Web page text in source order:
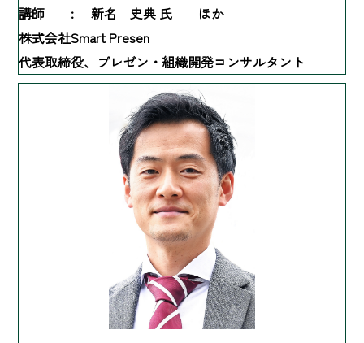
講師 :
新名 史典 氏 ほか
株式会社Smart Presen
代表取締役、プレゼン・組織開発コンサルタント